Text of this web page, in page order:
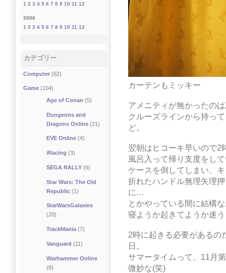
カーテンもミッキー
アメニティが無かったの
クルーズラインから持っ
ど。
翌朝はヒコーキ早いので2
風呂入って帰り支度をし
ケースを倒してしまい、
折れたハンドル無理矢理
に…
とかやっている間に結構
寝ようか起きてようか迷
2時に起きる必要があるの
日。
サマータイムって、11月
微妙な(笑)
1 2 3 4 5 6 7 8 9 10 11 12
2006
1 2 3 4 5 6 7 8 9 10 11 12
カテゴリー
Computer (62)
Game (104)
Age of Conan (5)
Dungeons and
Dragons Online(21)
EVE Online(4)
iRacing (3)
SEGA RALLY(6)
Star Wars: The Old
Republic(1)
StarWarsGalaxies
(20)
TrackMania(7)
Vanguard (11)
Warhammer Online
(8)